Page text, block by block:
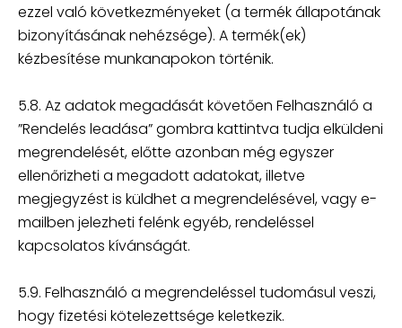
ezzel való következményeket (a termék állapotának
bizonyításának nehézsége). A termék(ek)
kézbesítése munkanapokon történik.
5.8. Az adatok megadását követően Felhasználó a
”Rendelés leadása” gombra kattintva tudja elküldeni
megrendelését, előtte azonban még egyszer
ellenőrizheti a megadott adatokat, illetve
megjegyzést is küldhet a megrendelésével, vagy e-
mailben jelezheti felénk egyéb, rendeléssel
kapcsolatos kívánságát.
5.9. Felhasználó a megrendeléssel tudomásul veszi,
hogy fizetési kötelezettsége keletkezik.